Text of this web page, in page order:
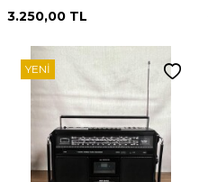
3.250,00 TL
YENI